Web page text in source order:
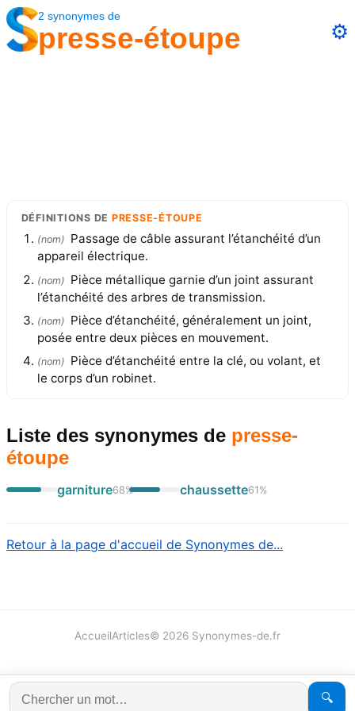
2 synonymes de
presse-étoupe ⚙️
DÉFINITIONS DE PRESSE-ÉTOUPE
(nom) Passage de câble assurant l’étanchéité d’un
appareil électrique.
(nom) Pièce métallique garnie d’un joint assurant
l’étanchéité des arbres de transmission.
(nom) Pièce d’étanchéité, généralement un joint,
posée entre deux pièces en mouvement.
(nom) Pièce d’étanchéité entre la clé, ou volant, et
le corps d’un robinet.
Liste des synonymes de presse-
étoupe
garniture68% chaussette61 %
Retour à la page d'accueil de Synonymes de...
🔍
AccueilArticles© 2026 Synonymes-de.fr